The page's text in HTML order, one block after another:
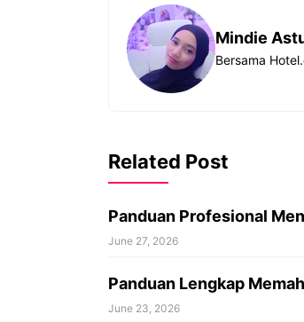
Mindie
Bersama
Related Post
Panduan Profesional
June 27, 2026
Panduan Lengkap
June 23, 2026